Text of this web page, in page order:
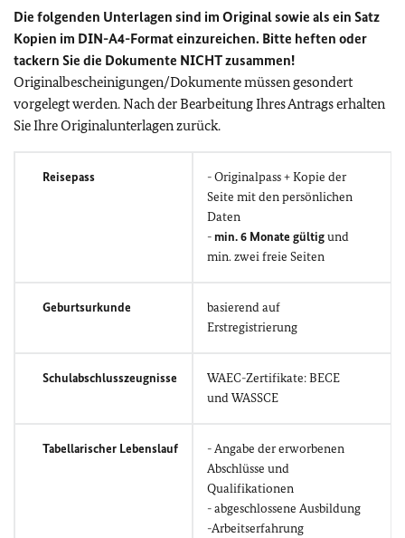
Die folgenden Unterlagen sind im Original sowie als ein Satz
Kopien im DIN-A4-Format einzureichen. Bitte heften oder
tackern Sie die Dokumente NICHT zusammen!
Originalbescheinigungen/Dokumente müssen gesondert
vorgelegt werden. Nach der Bearbeitung Ihres Antrags erhalten
Sie Ihre Originalunterlagen zurück.
Reisepass
- Originalpass + Kopie der
Seite mit den persönlichen
Daten
-min. 6 Monate gültigund
min. zwei freie Seiten
Geburtsurkunde
basierend auf
Erstregistrierung
Schulabschlusszeugnisse
WAEC-Zertifikate: BECE
und WASSCE
Tabellarischer Lebenslauf
- Angabe der erworbenen
Abschlüsse und
Qualifikationen
- abgeschlossene Ausbildung
-Arbeitserfahrung